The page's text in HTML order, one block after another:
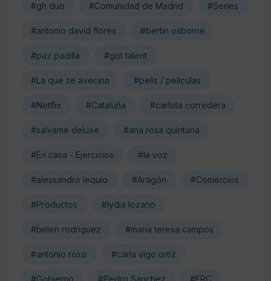
#gh duo #Comunidad de Madrid #Series
#antonio david flores #bertin osborne
#paz padilla #got talent
#La que se avecina #pelis / peliculas
#Netflix #Cataluña #carlota corredera
#salvame deluxe #ana rosa quintana
#En casa - Ejercicios #la voz
#alessandro lequio #Aragón #Comercios
#Productos #lydia lozano
#belen rodriguez #maria teresa campos
#antonio rossi #carla vigo ortiz
#Gobierno #Pedro Sánchez #ERC